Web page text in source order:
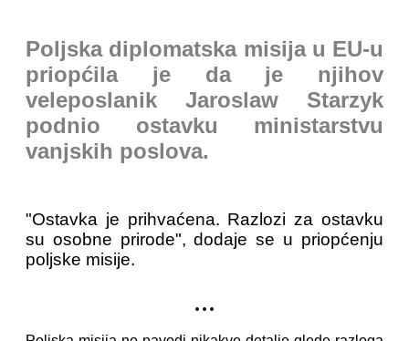
Poljska diplomatska misija u EU-u
priopćila je da je njihov
veleposlanik Jaroslaw Starzyk
podnio ostavku ministarstvu
vanjskih poslova.
"Ostavka je prihvaćena. Razlozi za ostavku
su osobne prirode", dodaje se u priopćenju
poljske misije.
...